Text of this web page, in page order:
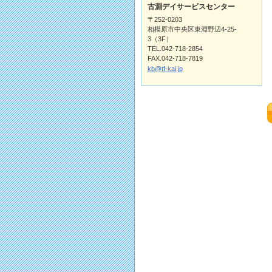
古淵デイサービスセンター
〒252-0203
相模原市中央区東淵野辺4-25-
3（3F）
TEL.042-718-2854
FAX.042-718-7819
kb@tf-kai.jp